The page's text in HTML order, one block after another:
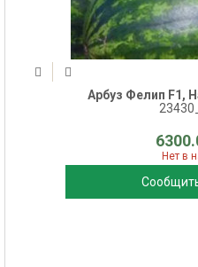
Арбуз Фелип F1,
Нет в